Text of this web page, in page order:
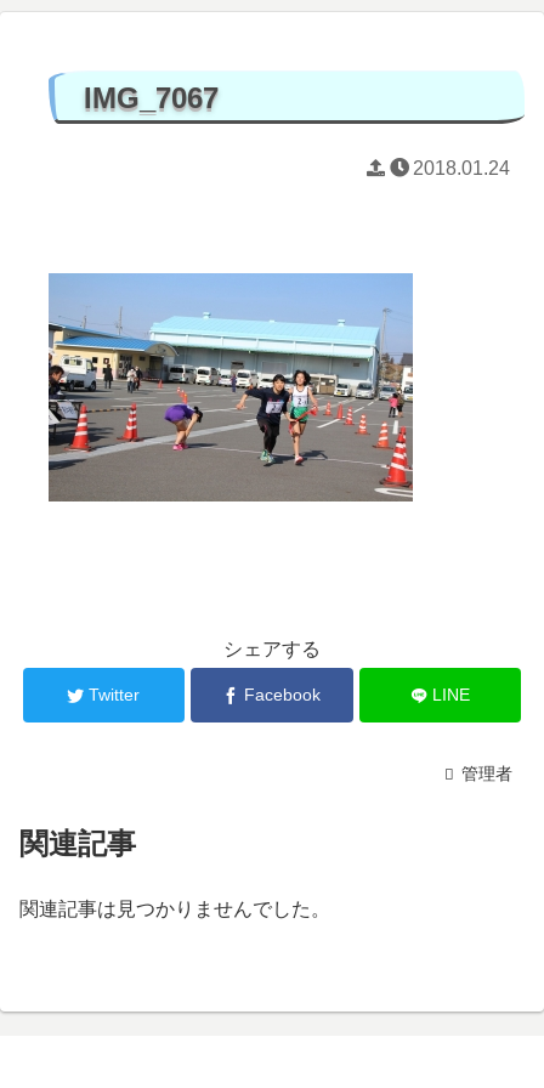
IMG_7067
2018.01.24
シェアする
Twitter Facebook LINE
管理者
関連記事
関連記事は見つかりませんでした。